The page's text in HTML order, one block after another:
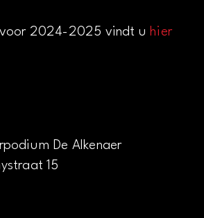
voor 2024-2025 vindt uhier
De Alkenaer
15